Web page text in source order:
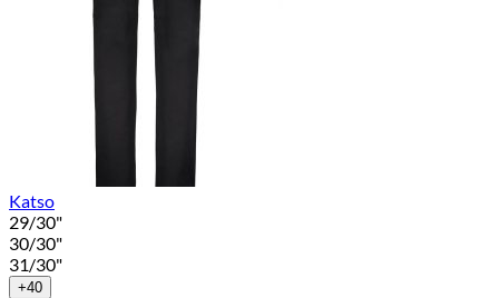
Katso
29/30"
30/30"
31/30"
+40